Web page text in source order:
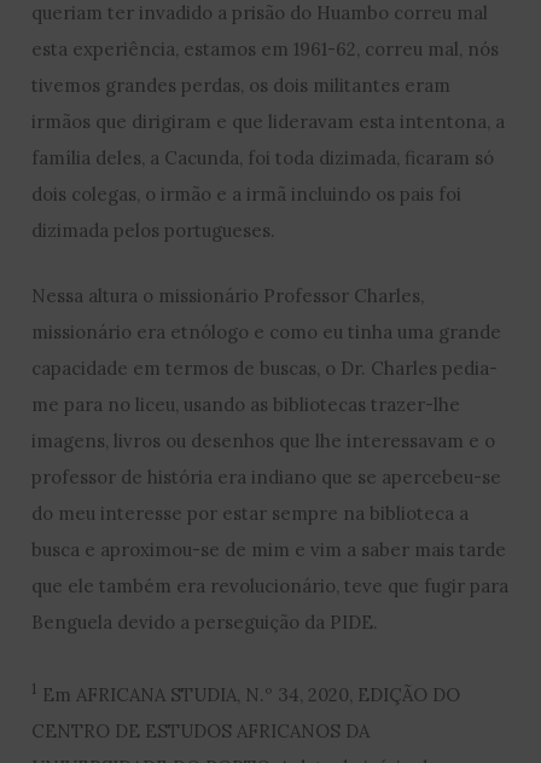
queriam ter invadido a prisão do Huambo correu mal
esta experiência, estamos em 1961-62, correu mal, nós
tivemos grandes perdas, os dois militantes eram
irmãos que dirigiram e que lideravam esta intentona, a
família deles, a Cacunda, foi toda dizimada, ficaram só
dois colegas, o irmão e a irmã incluindo os pais foi
dizimada pelos portugueses.
Nessa altura o missionário Professor Charles,
missionário era etnólogo e como eu tinha uma grande
capacidade em termos de buscas, o Dr. Charles pedia-
me para no liceu, usando as bibliotecas trazer-lhe
imagens, livros ou desenhos que lhe interessavam e o
professor de história era indiano que se apercebeu-se
do meu interesse por estar sempre na biblioteca a
busca e aproximou-se de mim e vim a saber mais tarde
que ele também era revolucionário, teve que fugir para
Benguela devido a perseguição da PIDE.
1 Em AFRICANA STUDIA, N.º 34, 2020, EDIÇÃO DO
CENTRO DE ESTUDOS AFRICANOS DA